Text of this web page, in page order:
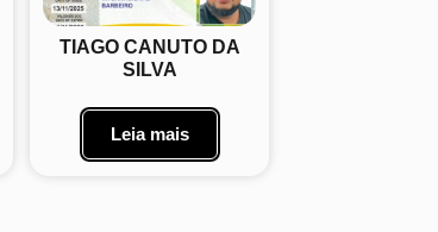
TIAGO CANUTO DA
SILVA
Leia mais